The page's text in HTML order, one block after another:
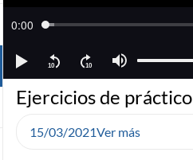
Ejercicios de práctico
15/03/2021Ver más